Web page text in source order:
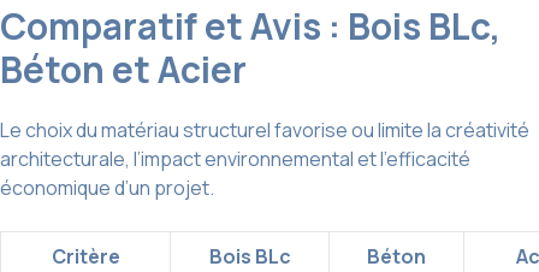
Comparatif et Avis : Bois BLc,
Béton et Acier
Le choix du matériau structurel favorise ou limite la créativité
architecturale, l’impact environnemental et l’efficacité
économique d’un projet.
Critère Bois BLc Béton